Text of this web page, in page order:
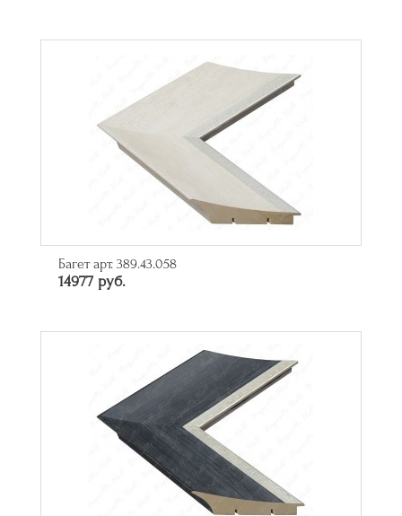
Багет арт. 389.43.058
14977 руб.